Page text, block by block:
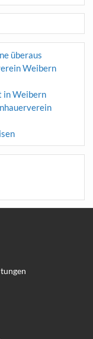
überaus
Weibern
in Weibern